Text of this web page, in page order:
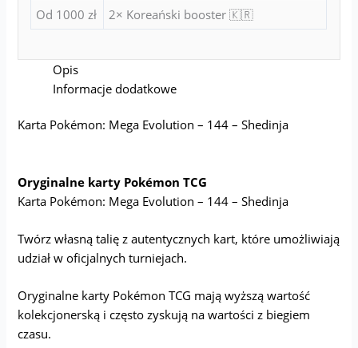
Od 1000 zł
2× Koreański booster 🇰🇷
Opis
Informacje dodatkowe
Karta Pokémon: Mega Evolution – 144 – Shedinja
Oryginalne karty Pokémon TCG
Karta Pokémon: Mega Evolution – 144 – Shedinja
Twórz własną talię z autentycznych kart, które umożliwiają
udział w oficjalnych turniejach.
Oryginalne karty Pokémon TCG mają wyższą wartość
kolekcjonerską i często zyskują na wartości z biegiem
czasu.